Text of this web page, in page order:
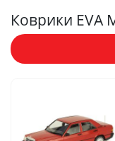
Коврики EVA